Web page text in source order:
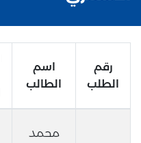
رقم
الطلب
اسم
الطالب
محمد